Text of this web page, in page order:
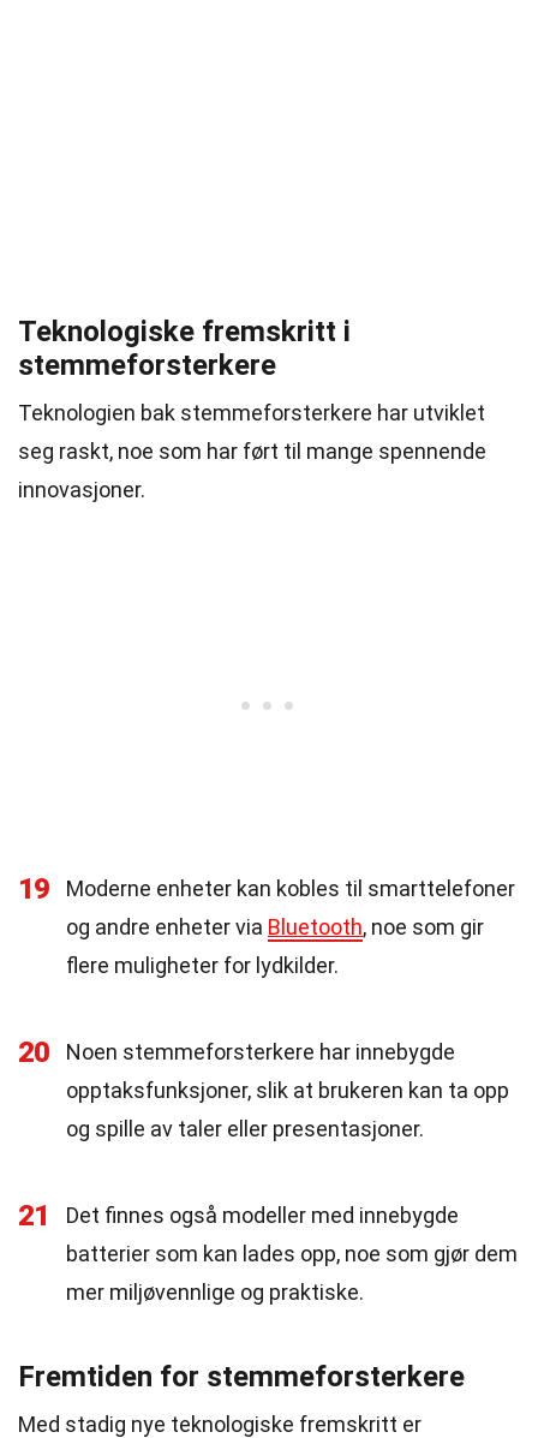
Teknologiske fremskritt i
stemmeforsterkere
Teknologien bak stemmeforsterkere har utviklet
seg raskt, noe som har ført til mange spennende
innovasjoner.
19
Moderne enheter kan kobles til smarttelefoner
og andre enheter via Bluetooth, noe som gir
flere muligheter for lydkilder.
20
Noen stemmeforsterkere har innebygde
opptaksfunksjoner, slik at brukeren kan ta opp
og spille av taler eller presentasjoner.
21
Det finnes også modeller med innebygde
batterier som kan lades opp, noe som gjør dem
mer miljøvennlige og praktiske.
Fremtiden for stemmeforsterkere
Med stadig nye teknologiske fremskritt er